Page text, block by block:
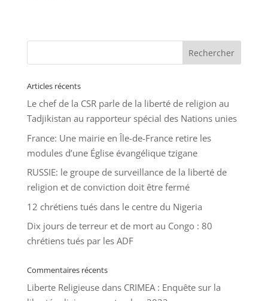
Articles récents
Le chef de la CSR parle de la liberté de religion au
Tadjikistan au rapporteur spécial des Nations unies
France: Une mairie en Île-de-France retire les
modules d’une Église évangélique tzigane
RUSSIE: le groupe de surveillance de la liberté de
religion et de conviction doit être fermé
12 chrétiens tués dans le centre du Nigeria
Dix jours de terreur et de mort au Congo : 80
chrétiens tués par les ADF
Commentaires récents
Liberte Religieusedans CRIMEA : Enquête sur la